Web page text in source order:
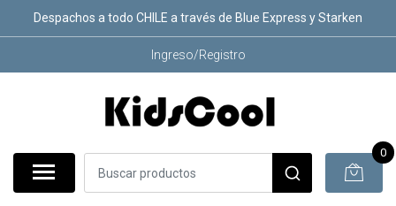
Despachos a todo CHILE a través de Blue Express y Starken
Ingreso/Registro
0